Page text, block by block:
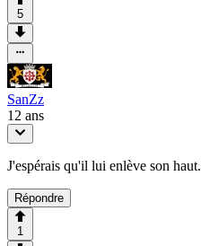
5
SanZz
12 ans
J'espérais qu'il lui enlève son haut.
Répondre
1